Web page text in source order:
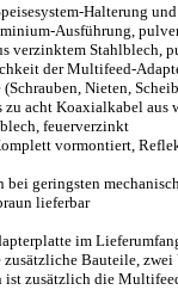
Halterung
Ausführung,
verzinktem Stahlblech,
der Multifeed-
Nieten,
acht Koaxialkabel aus
feuerverzinkt
vormontiert,
bei geringsten
lieferbar
im
Bauteile,
ist zusätzlich die